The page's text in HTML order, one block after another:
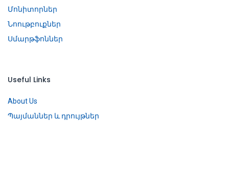
Մոնիտորներ
Նոութբուքներ
Սմարթֆոններ
Useful Links
About Us
Պայմաններ և դրույթներ